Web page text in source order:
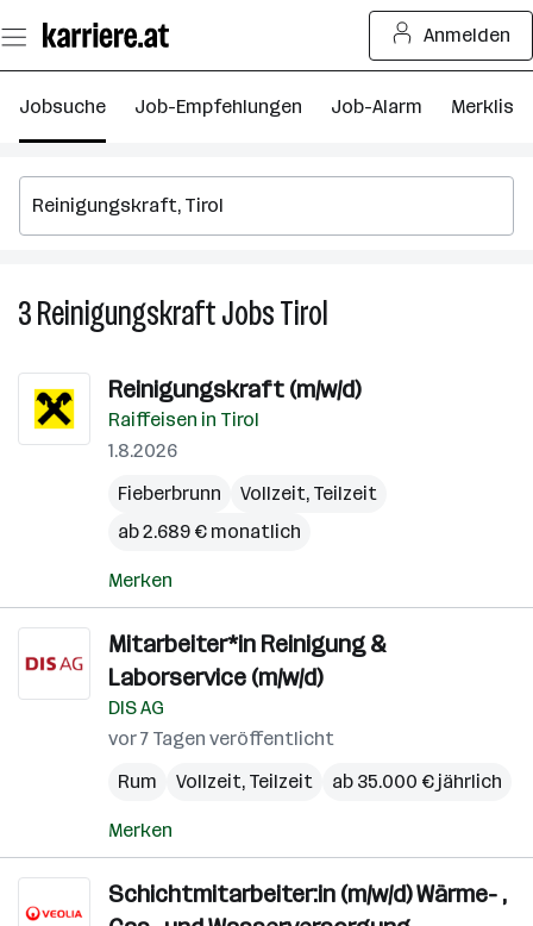
Seiteninhalt
springen
Anmelden
Jobsuche Job-Empfehlungen Job-Alarm Merkliste
3ReinigungskraftJobsTirol
in
Reinigungskraft (m/w/d)
Raiffeisen in Tirol
1.8.2026
Fieberbrunn
Vollzeit, Teilzeit
ab 2.689 € monatlich
Merken
Mitarbeiter*in Reinigung &
Laborservice (m/w/d)
DIS AG
vor 7 Tagen veröffentlicht
Rum
Vollzeit, Teilzeit ab 35.000 € jährlich
Merken
Schichtmitarbeiter:in (m/w/d) Wärme- ,